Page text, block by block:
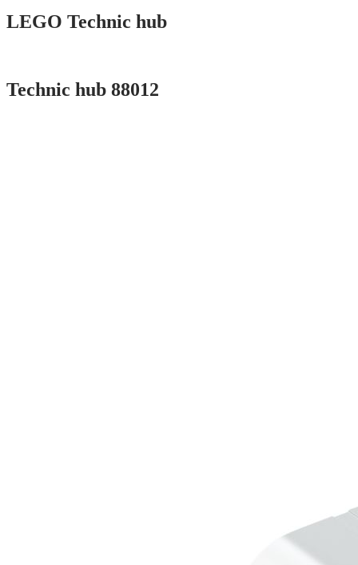
LEGO Technic hub
Technic hub 88012